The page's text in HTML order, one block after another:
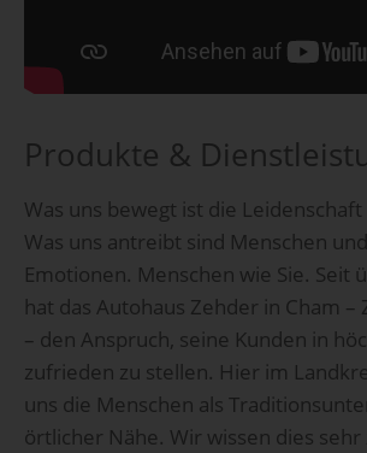
Produkte &
Was uns bewegt ist die
Was uns antreibt sind Menschen
Emotionen. Menschen wie Sie. Seit
hat das Autohaus Zehder in Cham –
– den Anspruch, seine Kunden in
zufrieden zu stellen. Hier im
uns die Menschen als
örtlicher Nähe. Wir wissen dies sehr